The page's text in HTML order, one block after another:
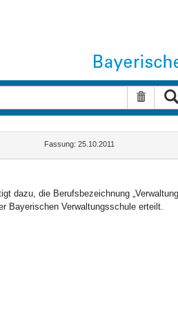
Suche
Fassung: 25.10.2011
dazu, die Berufsbezeichnung
Bayerischen Verwaltungsschule erteilt.